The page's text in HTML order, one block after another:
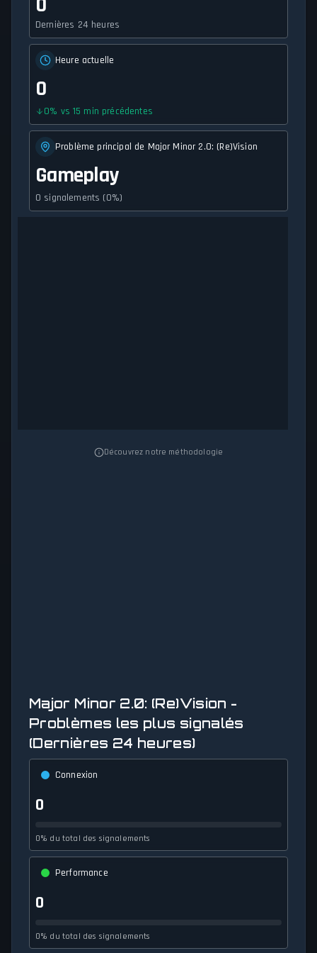
Dernières 24 heures
Heure actuelle
0
0% vs 15 min précédentes
Problème principal de Major Minor 2.0: (Re)Vision
Gameplay
0 signalements (0%)
Découvrez notre méthodologie
Major Minor 2.0: (Re)Vision -
Problèmes les plus signalés
(Dernières 24 heures)
Connexion
0
0% du total des signalements
Performance
0
0% du total des signalements